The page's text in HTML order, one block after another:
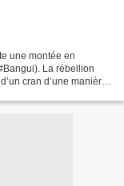
une montée en
La rébellion
cran d’une manière